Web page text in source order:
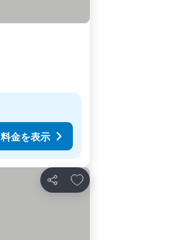
料金を表示
シェア
お気に入りに追加